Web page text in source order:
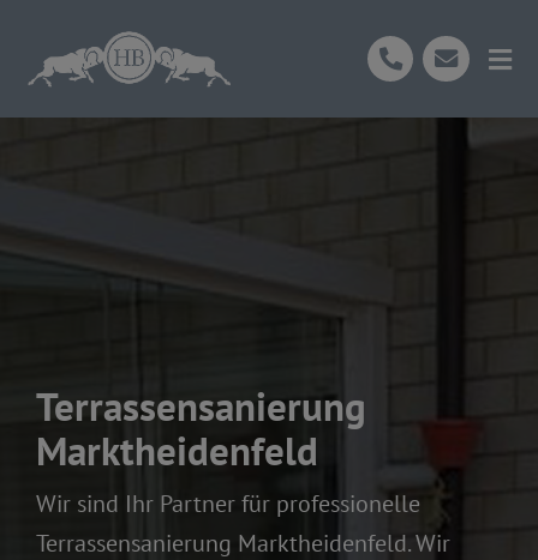
content
Unser Prozess
0160 94942608
Terrassensanierung
Marktheidenfeld
Wir sind Ihr Partner für professionelle
Terrassensanierung Marktheidenfeld. Wir